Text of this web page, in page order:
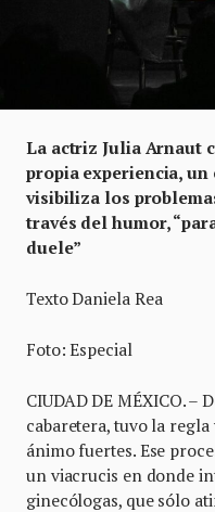
La actriz Julia Arnaut
propia experiencia, un
visibiliza los
través del humor,
duele”
Texto Daniela Rea
Foto: Especial
CIUDAD DE MÉXICO. –
cabaretera, tuvo la
ánimo fuertes. Ese
un viacrucis en donde
ginecólogas, que sólo